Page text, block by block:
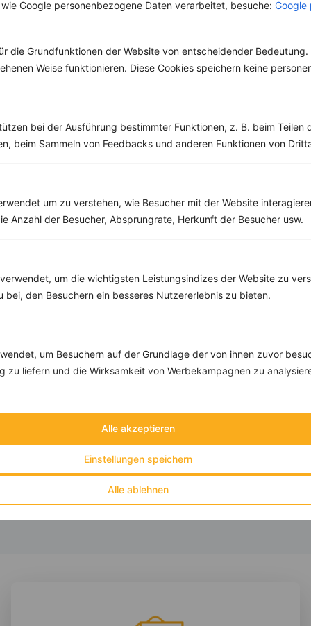
Google personenbezogene Daten verarbeitet, besuche: Google
die Grundfunktionen der Website von entscheidender Bedeutung.
Weise funktionieren. Diese Cookies speichern keine
bei der Ausführung bestimmter Funktionen, z. B. beim Teilen
beim Sammeln von Feedbacks und anderen Funktionen von
um zu verstehen, wie Besucher mit der Website
Anzahl der Besucher, Absprungrate, Herkunft der Besucher usw.
um die wichtigsten Leistungsindizes der Website zu
bei, den Besuchern ein besseres Nutzererlebnis zu bieten.
um Besuchern auf der Grundlage der von ihnen zuvor
zu liefern und die Wirksamkeit von Werbekampagnen zu
Alle ablehnen
Einstellungen speichern
Alle akzeptieren
beliebtesten
dass...
Gemüsesorten der
Möhren die...
Weitere Vegetarische Rezepte
‹ ›
Kalorien:457 kcal
Rezepte
Kalorien:628 kcal
Eiweiß:67 g